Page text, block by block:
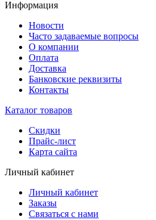
Информация
Новости
Часто задаваемые вопросы
О компании
Оплата
Доставка
Банковские реквизиты
Контакты
Каталог товаров
Скидки
Прайс-лист
Карта сайта
Личный кабинет
Личный кабинет
Заказы
Связаться с нами